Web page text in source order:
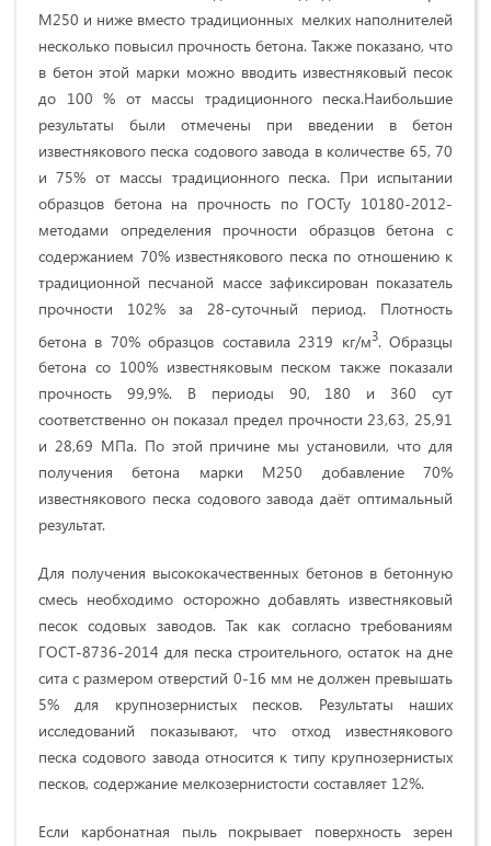
М250 и ниже вместо традиционных мелких наполнителей
несколько повысил прочность бетона. Также показано, что
в бетон этой марки можно вводить известняковый песок
до 100 % от массы традиционного песка.Наибольшие
результаты были отмечены при введении в бетон
известнякового песка содового завода в количестве 65, 70
и 75% от массы традиционного песка. При испытании
образцов бетона на прочность по ГОСТу 10180-2012-
методами определения прочности образцов бетона с
содержанием 70% известнякового песка по отношению к
традиционной песчаной массе зафиксирован показатель
прочности 102% за 28-суточный период. Плотность
бетона в 70% образцов составила 2319 кг/м3. Образцы
бетона со 100% известняковым песком также показали
прочность 99,9%. В периоды 90, 180 и 360 сут
соответственно он показал предел прочности 23,63, 25,91
и 28,69 МПа. По этой причине мы установили, что для
получения бетона марки М250 добавление 70%
известнякового песка содового завода даёт оптимальный
результат.
Для получения высококачественных бетонов в бетонную
смесь необходимо осторожно добавлять известняковый
песок содовых заводов. Так как согласно требованиям
ГОСТ-8736-2014 для песка строительного, остаток на дне
сита с размером отверстий 0-16 мм не должен превышать
5% для крупнозернистых песков. Результаты наших
исследований показывают, что отход известнякового
песка содового завода относится к типу крупнозернистых
песков, содержание мелкозернистости составляет 12%.
Если карбонатная пыль покрывает поверхность зерен